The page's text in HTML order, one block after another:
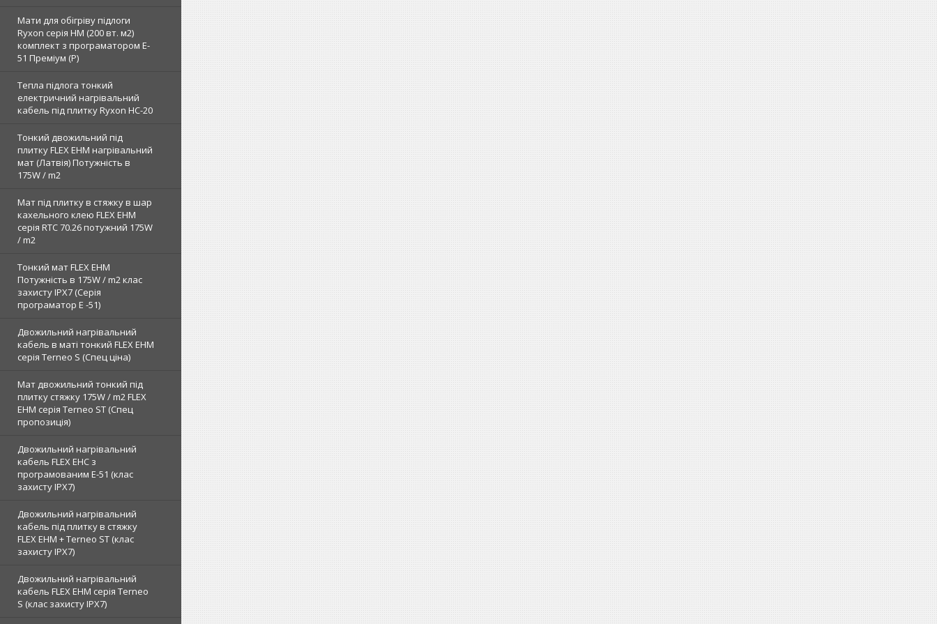
Мати для обігріву підлоги
Ryxon серія НМ (200 вт. м2)
комплект з програматором E-
51 Преміум (Р)
Тепла підлога тонкий
електричний нагрівальний
кабель під плитку Ryxon HC-20
Тонкий двожильний під
плитку FLEX EHM нагрівальний
мат (Латвія) Потужність в
175W / m2
Мат під плитку в стяжку в шар
кахельного клею FLEX EHM
серія RTC 70.26 потужний 175W
/ m2
Тонкий мат FLEX EHM
Потужність в 175W / m2 клас
захисту IPX7 (Серія
програматор Е -51)
Двожильний нагрівальний
кабель в маті тонкий FLEX EHM
серія Terneo S (Спец ціна)
Мат двожильний тонкий під
плитку стяжку 175W / m2 FLEX
EHM серія Terneo SТ (Спец
пропозиція)
Двожильний нагрівальний
кабель FLEX EHС з
програмованим E-51 (клас
захисту IPX7)
Двожильний нагрівальний
кабель під плитку в стяжку
FLEX EHM + Terneo ST (клас
захисту IPX7)
Двожильний нагрівальний
кабель FLEX EHM серія Terneo
S (клас захисту IPX7)